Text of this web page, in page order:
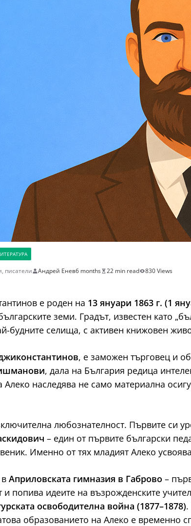
, писатели Андрей Енев6 months 22 min read 830 Views
е роден на 13 януари 1863 г. (1
земи. Градът, известен като
будните селища, с активен книжовен
, е заможен търговец и
, дала на България редица
наследява не само материална
любознателност. Първите си
– един от първите български
Именно от тях младият Алеко
Априловската гимназия в Габрово –
попива идеите на възрожденските
освободителна война (1877–1878)
образованието на Алеко е временно